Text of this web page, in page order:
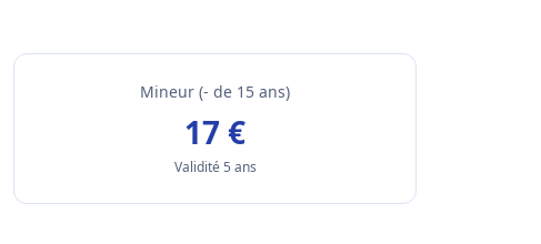
Mineur (- de 15 ans)
17 €
Validité 5 ans